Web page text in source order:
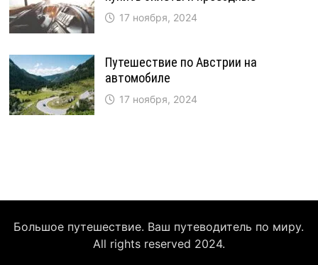
17 ноября, 2024
Путешествие по Австрии на
автомобиле
17 ноября, 2024
Большое путешествие. Ваш путеводитель по миру.
All rights reserved 2024.